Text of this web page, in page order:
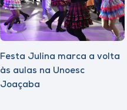
Festa Julina marca a volta
às aulas na Unoesc
Joaçaba